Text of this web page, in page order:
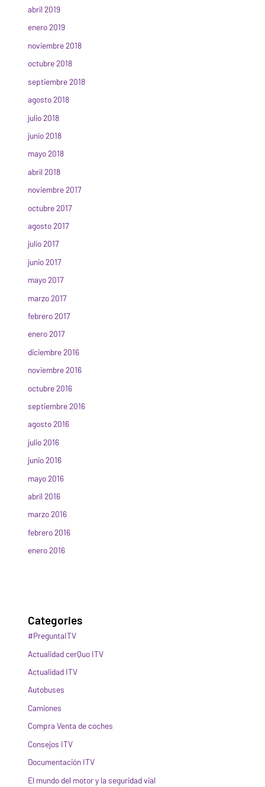
abril 2019
enero 2019
noviembre 2018
octubre 2018
septiembre 2018
agosto 2018
julio 2018
junio 2018
mayo 2018
abril 2018
noviembre 2017
octubre 2017
agosto 2017
julio 2017
junio 2017
mayo 2017
marzo 2017
febrero 2017
enero 2017
diciembre 2016
noviembre 2016
octubre 2016
septiembre 2016
agosto 2016
julio 2016
junio 2016
mayo 2016
abril 2016
marzo 2016
febrero 2016
enero 2016
Categories
#PreguntaITV
Actualidad cerQuo ITV
Actualidad ITV
Autobuses
Camiones
Compra Venta de coches
Consejos ITV
Documentación ITV
El mundo del motor y la seguridad vial